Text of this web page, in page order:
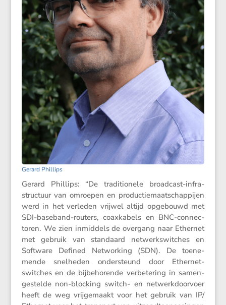
Gerard Phillips
Gerard Phillips: “De tradi­ti­o­nele broad­cast-infra­
struc­tuur van omroepen en produc­tie­maat­schap­pijen
werd in het verleden vrijwel altijd opgebouwd met
SDI-baseband-routers, coaxka­bels en BNC-connec­
toren. We zien inmid­dels de overgang naar Ethernet
met gebruik van standaard netwerks­wit­ches en
Software Defined Networ­king (SDN). De toene­
mende snelheden onder­steund door Ethernet-
switches en de bijbe­ho­rende verbe­te­ring in samen­
ge­stelde non-blocking switch- en netwerk­door­voer
heeft de weg vrijge­maakt voor het gebruik van IP/​